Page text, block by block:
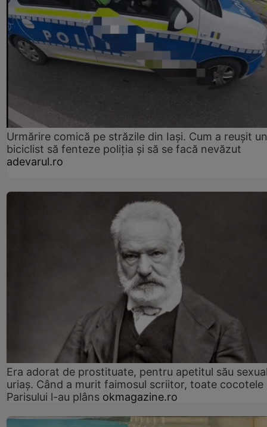
Urmărire comică pe străzile din Iași. Cum a reușit un
biciclist să fenteze poliția și să se facă nevăzut
adevarul.ro
Era adorat de prostituate, pentru apetitul său
uriaș. Când a murit faimosul scriitor, toate cocotele
Parisului l-au plâns okmagazine.ro